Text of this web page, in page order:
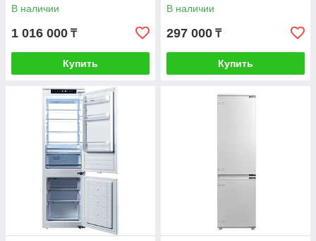
В наличии
1 016 000 ₸
Купить
В наличии
297 000 ₸
Купить